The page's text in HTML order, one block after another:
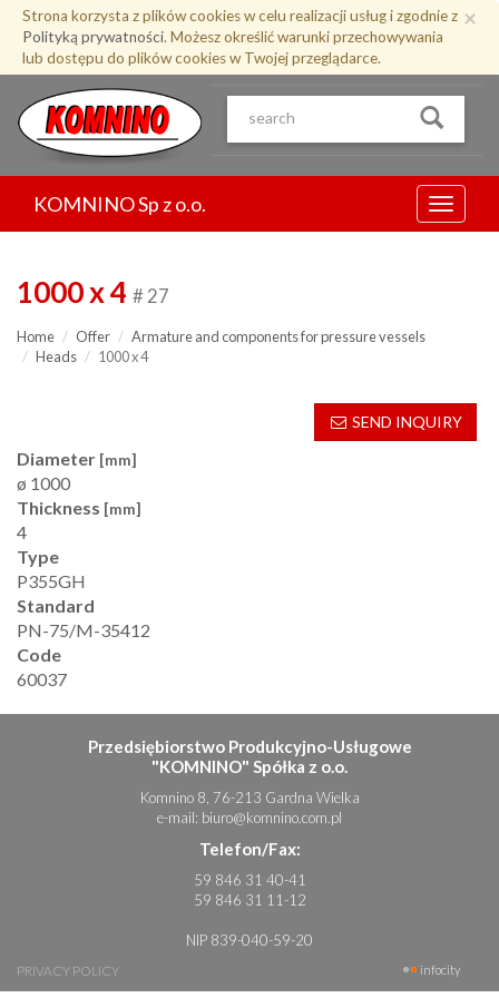
Przejdź
treści
×
Strona korzysta z plików cookies w celu realizacji usług i zgodnie z
Polityką prywatności. Możesz określić warunki przechowywania
lub dostępu do plików cookies w Twojej przeglądarce.
Menu
KOMNINO Sp z o.o.
1000 x 4 # 27
Home Offer
Armature and components for pressure vessels
Heads
1000 x 4
SEND INQUIRY
Diameter [mm]
ø 1000
Thickness [mm]
4
Type
P355GH
Standard
PN-75/M-35412
Code
60037
Przedsiębiorstwo Produkcyjno-Usługowe
"KOMNINO" Spółka z o.o.
Komnino 8, 76-213 Gardna Wielka
e-mail: biuro@komnino.com.pl
Telefon/Fax:
59 846 31 40-41
59 846 31 11-12
NIP 839-040-59-20
PRIVACY POLICY infocity